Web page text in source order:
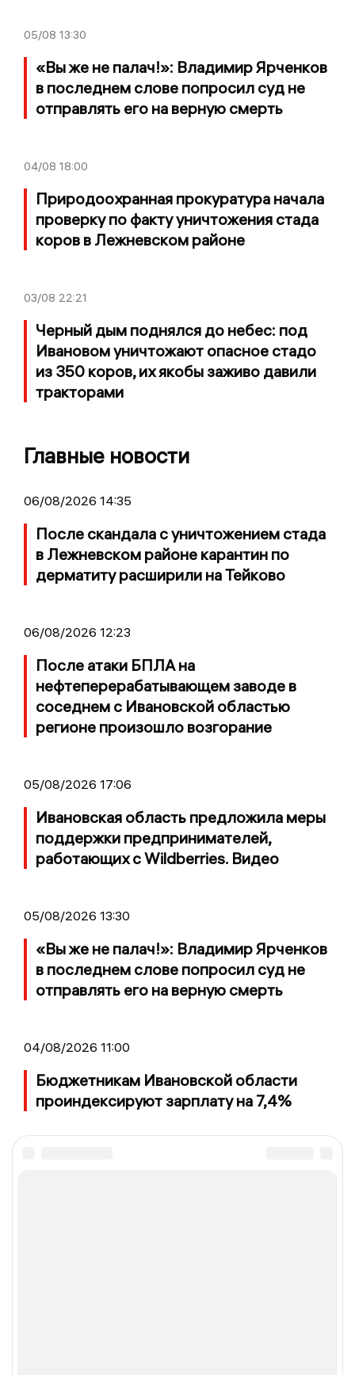
05/08 13:30
«Вы же не палач!»: Владимир Ярченков
в последнем слове попросил суд не
отправлять его на верную смерть
04/08 18:00
Природоохранная прокуратура начала
проверку по факту уничтожения стада
коров в Лежневском районе
03/08 22:21
Черный дым поднялся до небес: под
Ивановом уничтожают опасное стадо
из 350 коров, их якобы заживо давили
тракторами
Главные новости
06/08/2026 14:35
После скандала с уничтожением стада
в Лежневском районе карантин по
дерматиту расширили на Тейково
06/08/2026 12:23
После атаки БПЛА на
нефтеперерабатывающем заводе в
соседнем с Ивановской областью
регионе произошло возгорание
05/08/2026 17:06
Ивановская область предложила меры
поддержки предпринимателей,
работающих с Wildberries. Видео
05/08/2026 13:30
«Вы же не палач!»: Владимир Ярченков
в последнем слове попросил суд не
отправлять его на верную смерть
04/08/2026 11:00
Бюджетникам Ивановской области
проиндексируют зарплату на 7,4%